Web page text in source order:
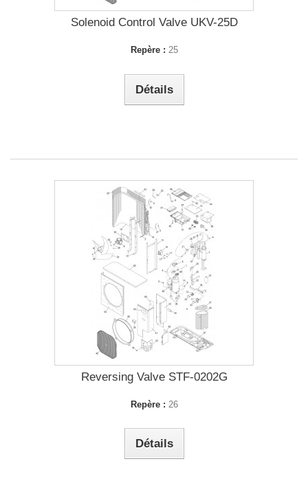
Solenoid Control Valve UKV-25D
Repère : 25
Détails
Reversing Valve STF-0202G
Repère : 26
Détails